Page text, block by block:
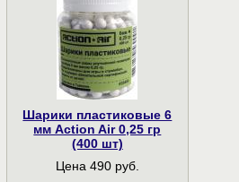
Шарики пластиковые 6
мм Action Air 0,25 гр
(400 шт)
Цена 490 руб.